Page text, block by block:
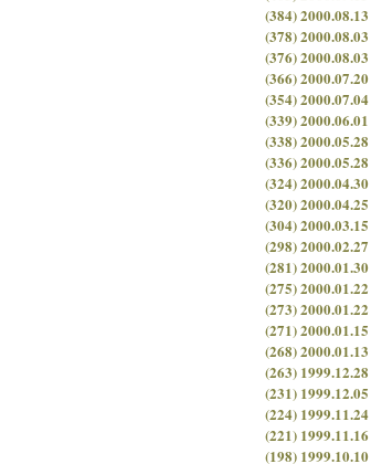
(384) 2000.08.13
(378) 2000.08.03
(376) 2000.08.03
(366) 2000.07.20
(354) 2000.07.04
(339) 2000.06.01
(338) 2000.05.28
(336) 2000.05.28
(324) 2000.04.30
(320) 2000.04.25
(304) 2000.03.15
(298) 2000.02.27
(281) 2000.01.30
(275) 2000.01.22
(273) 2000.01.22
(271) 2000.01.15
(268) 2000.01.13
(263) 1999.12.28
(231) 1999.12.05
(224) 1999.11.24
(221) 1999.11.16
(198) 1999.10.10